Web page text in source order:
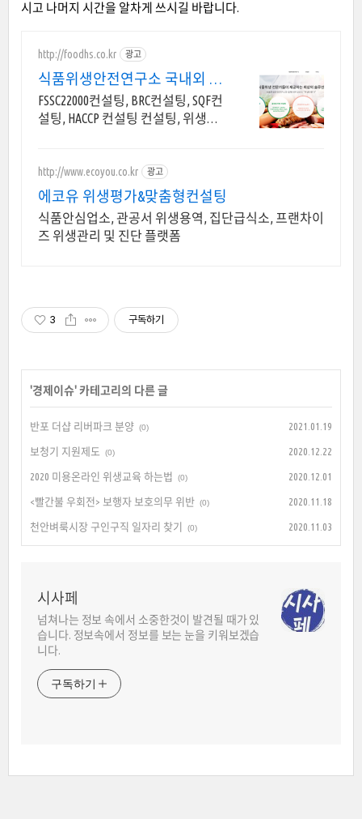
시고 나머지 시간을 알차게 쓰시길 바랍니다.
http://foodhs.co.kr 광고
식품위생안전연구소 국내외 식
품안전전문
FSSC22000컨설팅, BRC컨설팅, SQF컨
설팅, HACCP 컨설팅 컨설팅, 위생점
http://www.ecoyou.co.kr 광고
에코유 위생평가&맞춤형컨설팅
식품안심업소, 관공서 위생용역, 집단급식소, 프랜차이
즈 위생관리 및 진단 플랫폼
3 구독하기
'경제이슈' 카테고리의 다른 글
반포 더샵 리버파크 분양 (0) 2021.01.19
보청기 지원제도 (0) 2020.12.22
2020 미용온라인 위생교육 하는법 (0) 2020.12.01
<빨간불 우회전> 보행자 보호의무 위반 (0) 2020.11.18
천안벼룩시장 구인구직 일자리 찾기 (0) 2020.11.03
시사페
넘쳐나는 정보 속에서 소중한것이 발견될 때가 있
습니다. 정보속에서 정보를 보는 눈을 키워보겠습
니다.
구독하기